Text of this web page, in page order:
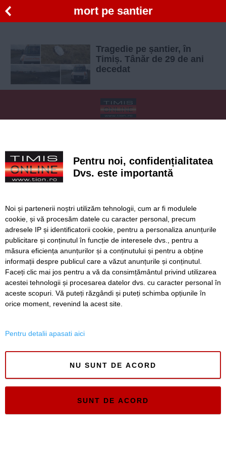
mort pe santier
Tragedie pe șantier, în
Timiș. Tânăr de 29 de ani
decedat
Politica de confidentialitate
Regulament postare și moderare comentarii
Timiș Online
ISSN 3008-2323
ISSN-L 3008-2323
Pentru noi, confidențialitatea
Dvs. este importantă
Noi și partenerii noștri utilizăm tehnologii, cum ar fi modulele
cookie, și vă procesăm datele cu caracter personal, precum
adresele IP și identificatorii cookie, pentru a personaliza anunțurile
publicitare și conținutul în funcție de interesele dvs., pentru a
măsura eficiența anunțurilor și a conținutului și pentru a obține
informații despre publicul care a văzut anunțurile și conținutul.
Faceți clic mai jos pentru a vă da consimțământul privind utilizarea
acestei tehnologii și procesarea datelor dvs. cu caracter personal în
aceste scopuri. Vă puteți răzgândi și puteți schimba opțiunile în
orice moment, revenind la acest site.
Pentru detalii apasati aici
NU SUNT DE ACORD
SUNT DE ACORD